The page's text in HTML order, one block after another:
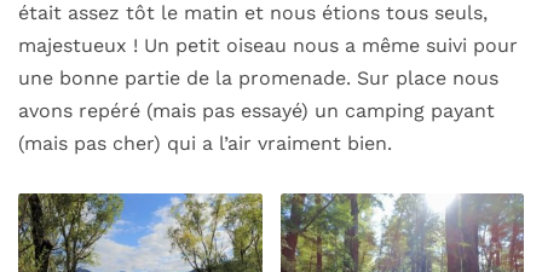
était assez tôt le matin et nous étions tous seuls,
majestueux ! Un petit oiseau nous a même suivi pour
une bonne partie de la promenade. Sur place nous
avons repéré (mais pas essayé) un camping payant
(mais pas cher) qui a l’air vraiment bien.